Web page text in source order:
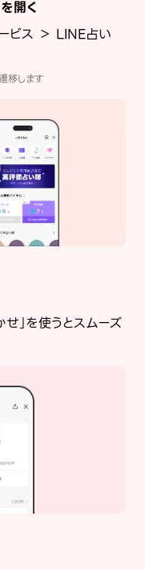
開く
ビス ＞ LINE占い
移します
せ」を使うとスムーズ